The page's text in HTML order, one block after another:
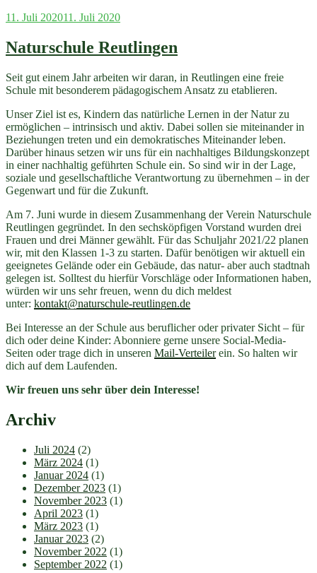
Veröffentlicht
11. Juli 202011. Juli 2020
Naturschule Reutlingen
Seit gut einem Jahr arbeiten wir daran, in Reutlingen eine freie
Schule mit besonderem pädagogischem Ansatz zu etablieren.
Unser Ziel ist es, Kindern das natürliche Lernen in der Natur zu
ermöglichen – intrinsisch und aktiv. Dabei sollen sie miteinander in
Beziehungen treten und ein demokratisches Miteinander leben.
Darüber hinaus setzen wir uns für ein nachhaltiges Bildungskonzept
in einer nachhaltig geführten Schule ein. So sind wir in der Lage,
soziale und gesellschaftliche Verantwortung zu übernehmen – in der
Gegenwart und für die Zukunft.
Am 7. Juni wurde in diesem Zusammenhang der Verein Naturschule
Reutlingen gegründet. In den sechsköpfigen Vorstand wurden drei
Frauen und drei Männer gewählt. Für das Schuljahr 2021/22 planen
wir, mit den Klassen 1-3 zu starten. Dafür benötigen wir aktuell ein
geeignetes Gelände oder ein Gebäude, das natur- aber auch stadtnah
gelegen ist. Solltest du hierfür Vorschläge oder Informationen haben,
würden wir uns sehr freuen, wenn du dich meldest
unter: kontakt@naturschule-reutlingen.de
Bei Interesse an der Schule aus beruflicher oder privater Sicht – für
dich oder deine Kinder: Abonniere gerne unsere Social-Media-
Seiten oder trage dich in unseren Mail-Verteilerein. So halten wir
dich auf dem Laufenden.
Wir freuen uns sehr über dein Interesse!
Archiv
Juli 2024 (2)
März 2024 (1)
Januar 2024 (1)
Dezember 2023 (1)
November 2023 (1)
April 2023 (1)
März 2023 (1)
Januar 2023 (2)
November 2022 (1)
September 2022 (1)